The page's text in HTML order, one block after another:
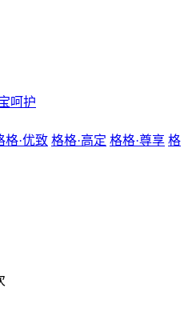
呵护
格·优致 格格·高定 格格·尊享 格